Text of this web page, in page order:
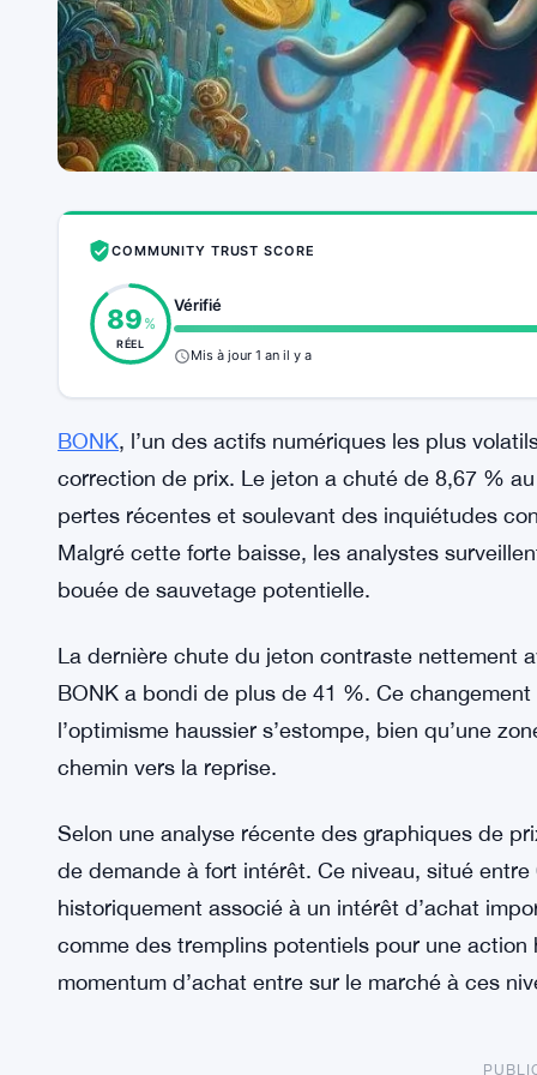
COMMUNITY TRUST SCORE
89 %
RÉEL
Vérifié
Mis à jour 1 an il y a
BONK, l’un des actifs numériques les plus
correction de prix. Le jeton a chuté de 8,67 %
pertes récentes et soulevant des inquiétudes
Malgré cette forte baisse, les analystes
bouée de sauvetage potentielle.
La dernière chute du jeton contraste nettement
BONK a bondi de plus de 41 %. Ce
l’optimisme haussier s’estompe, bien qu’une
chemin vers la reprise.
Selon une analyse récente des graphiques de
de demande à fort intérêt. Ce niveau, situé
historiquement associé à un intérêt d’achat
comme des tremplins potentiels pour une
momentum d’achat entre sur le marché à ces